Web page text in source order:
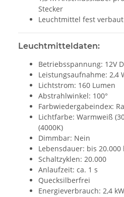
Stecker
Leuchtmittel fest
Leuchtmitteldaten:
Betriebsspannung: 12V
Leistungsaufnahme: 2,4
Lichtstrom: 160 Lumen
Abstrahlwinkel: 100°
Farbwiedergabeindex:
Lichtfarbe: Warmweiß
(4000K)
Dimmbar: Nein
Lebensdauer: bis 20.000
Schaltzyklen: 20.000
Anlaufzeit: ca. 1 s
Quecksilberfrei
Energieverbrauch: 2,4